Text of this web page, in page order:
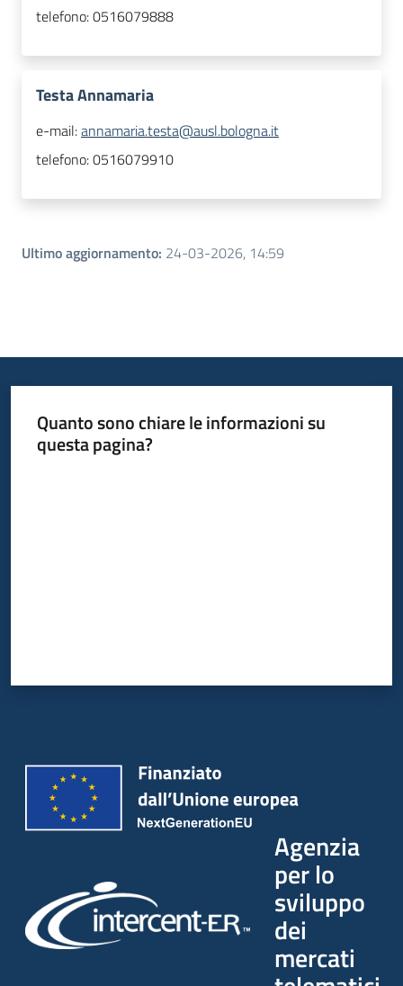
telefono:0516079888
Testa Annamaria
e-mail:annamaria.testa@ausl.bologna.it
telefono:0516079910
Ultimo aggiornamento: 24-03-2026, 14:59
Quanto sono chiare le informazioni su
questa pagina?
Agenzia
per lo
sviluppo
dei
mercati